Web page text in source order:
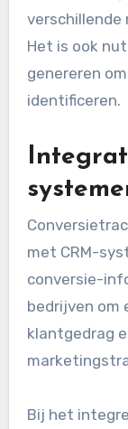
verzamelen
definiëren en
plaatsen.
Een
van doelen
downloads.
parameters
verschillende
Het is ook
identificeren.